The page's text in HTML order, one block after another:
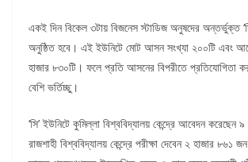
একই দিন বিকেল ৩টায় বিজনেস স্টাডিজ অনুষদের অন্তর্ভুক্ত
অনুষ্ঠিত হবে। এই ইউনিটে মোট আসন সংখ্যা ২০০টি এবং
হাজার ৮৩০টি। ফলে প্রতি আসনের বিপরীতে প্রতিযোগিতা
বেশি ভর্তিচ্ছু।
‘সি’ ইউনিটে কুমিল্লা বিশ্ববিদ্যালয় কেন্দ্রে আবেদন
রাজশাহী বিশ্ববিদ্যালয় কেন্দ্রে পরীক্ষা দেবেন ২ হাজার ৮৬১ জন